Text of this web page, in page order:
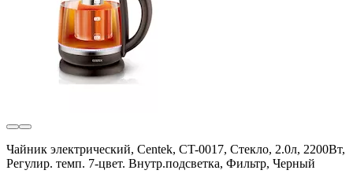
Чайник электрический, Centek, CT-0017, Стекло, 2.0л, 2200Вт,
Регулир. темп. 7-цвет. Внутр.подсветка, Фильтр, Черный